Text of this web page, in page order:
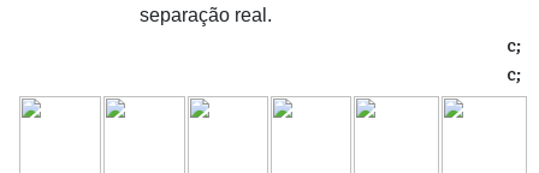
separação real.
c;
c;